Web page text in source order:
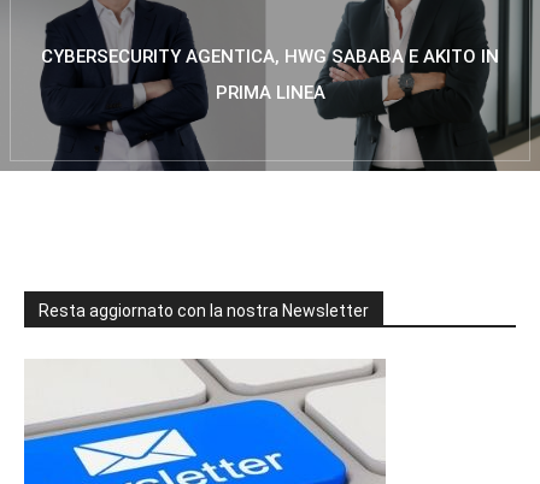
CYBERSECURITY AGENTICA, HWG SABABA E AKITO IN
PRIMA LINEA
Resta aggiornato con la nostra Newsletter